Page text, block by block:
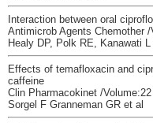
Interaction between oral
Antimicrob Agents Chemother
Healy DP, Polk RE, Kanawati L
Effects of temafloxacin and
caffeine
Clin Pharmacokinet /
Sorgel F Granneman GR et al